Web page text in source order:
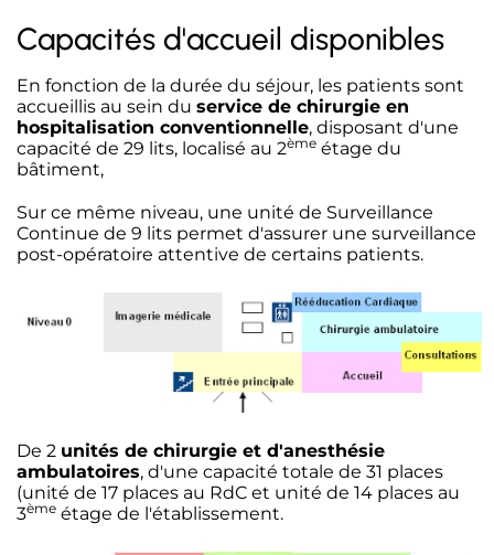
Capacités d'accueil disponibles
En fonction de la durée du séjour, les patients sont
accueillis au sein du service de chirurgie en
hospitalisation conventionnelle, disposant d'une
capacité de 29 lits, localisé au 2ème étage du
bâtiment,
Sur ce même niveau, une unité de Surveillance
Continue de 9 lits permet d'assurer une surveillance
post-opératoire attentive de certains patients.
De 2 unités de chirurgie et d'anesthésie
ambulatoires, d'une capacité totale de 31 places
(unité de 17 places au RdC et unité de 14 places au
3ème étage de l'établissement.